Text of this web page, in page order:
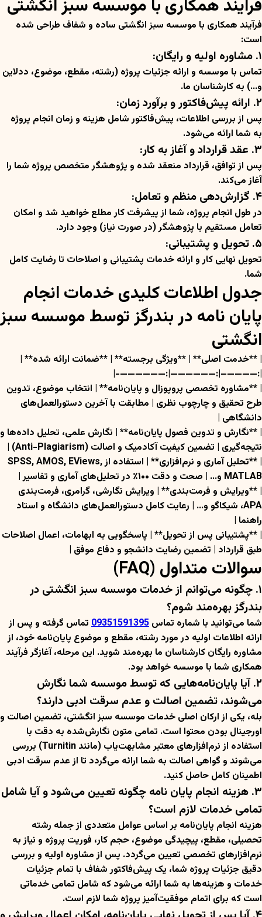
فرآیند همکاری با موسسه سبز انگشتی
فرآیند همکاری با موسسه سبز انگشتی ساده و شفاف طراحی شده
است:
۱. مشاوره اولیه و رایگان:
تماس با موسسه و ارائه جزئیات پروژه (رشته، مقطع، موضوع، ددلاین
و…) به کارشناسان ما.
۲. ارائه پیش‌فاکتور و برآورد زمان:
پس از بررسی اطلاعات، پیش‌فاکتور شامل هزینه و زمان انجام پروژه
به شما ارائه می‌شود.
۳. عقد قرارداد و آغاز به کار:
پس از توافق، قرارداد منعقد شده و پژوهشگر متخصص پروژه شما را
آغاز می‌کند.
۴. گزارش‌دهی منظم و تعامل:
در طول انجام پروژه، شما از پیشرفت کار مطلع خواهید شد و امکان
تعامل مستقیم با پژوهشگر (در صورت نیاز) وجود دارد.
۵. تحویل و پشتیبانی:
تحویل نهایی کار و ارائه خدمات پشتیبانی و اصلاحات تا رضایت کامل
شما.
جدول اطلاعات کلیدی خدمات انجام
پایان نامه در بندرگز توسط موسسه سبز
انگشتی
| **خدمت اصلی** | **ویژگی برجسته** | **ضمانت ارائه شده** |
|:————–|:——————|:——————-|
| **مشاوره تخصصی پروپوزال و پایان‌نامه** | انتخاب موضوع، تدوین
طرح تحقیق و چارچوب نظری | مطابقت با آخرین دستورالعمل‌های
دانشگاهی |
| **نگارش و تدوین فصول پایان‌نامه** | نگارش علمی، تحلیل داده‌ها و
نتیجه‌گیری | تضمین کیفیت آکادمیک و اصالت (Anti-Plagiarism) |
| **تحلیل آماری و نرم‌افزاری** | استفاده از SPSS, AMOS, EViews,
MATLAB و… | صحت و دقت ۱۰۰٪ در تحلیل‌های آماری و تفاسیر |
| **ویرایش و فرمت‌بندی** | ویرایش نگارشی، گرامری، فرمت‌بندی
APA، شیکاگو و… | رعایت کامل دستورالعمل‌های دانشگاه و استاد
راهنما |
| **پشتیبانی پس از تحویل** | پاسخگویی به ابهامات، اعمال اصلاحات
طبق قرارداد | تضمین رضایت دانشجو و دفاع موفق |
سوالات متداول (FAQ)
۱. چگونه می‌توانم از خدمات موسسه سبز انگشتی در
بندرگز بهره‌مند شوم؟
شما می‌توانید با شماره تماس 09351591395 تماس گرفته و پس از
ارائه اطلاعات اولیه در مورد رشته، مقطع و موضوع پایان‌نامه خود، از
مشاوره رایگان کارشناسان ما بهره‌مند شوید. این مرحله، آغازگر فرآیند
همکاری شما با موسسه خواهد بود.
۲. آیا پایان‌نامه‌هایی که توسط موسسه شما نگارش
می‌شوند، تضمین اصالت و عدم سرقت ادبی دارند؟
بله، یکی از ارکان اصلی خدمات موسسه سبز انگشتی، تضمین اصالت و
اورجینال بودن محتوا است. تمامی متون نگارش‌شده به دقت با
استفاده از نرم‌افزارهای معتبر مشابهت‌یاب (مانند Turnitin) بررسی
می‌شوند و گواهی اصالت به شما ارائه می‌گردد تا از عدم سرقت ادبی
اطمینان کامل حاصل کنید.
۳. هزینه انجام پایان نامه چگونه تعیین می‌شود و آیا شامل
تمامی خدمات لازم است؟
هزینه انجام پایان‌نامه بر اساس عوامل متعددی از جمله رشته
تحصیلی، مقطع، پیچیدگی موضوع، حجم کار، فوریت پروژه و نیاز به
نرم‌افزارهای تخصصی تعیین می‌گردد. پس از مشاوره اولیه و بررسی
دقیق جزئیات پروژه شما، یک پیش‌فاکتور شفاف با تمام جزئیات
خدمات و هزینه‌ها به شما ارائه می‌شود که شامل تمامی خدماتی
است که برای اتمام موفقیت‌آمیز پروژه شما لازم است.